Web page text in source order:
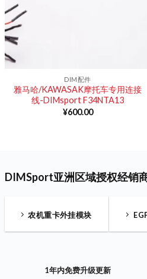
DIM配件
雅马哈/KAWASAK摩托车专用连接
线-DIMsport F34NTA13
¥600.00
DIMSport亚洲区域授权经销
农机重卡外挂模块
1年内免费升级更新